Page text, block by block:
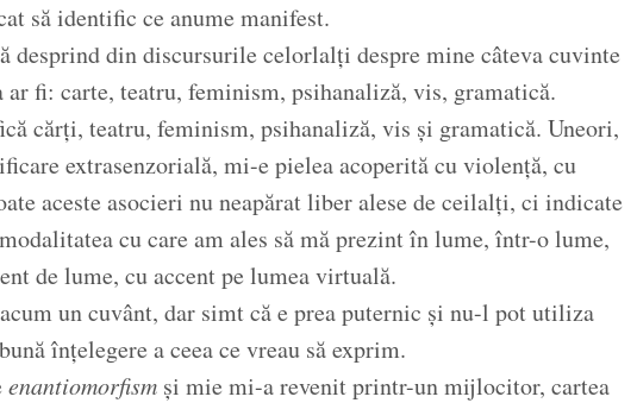
să identific ce anume manifest.
desprind din discursurile celorlalți despre mine câteva cuvinte
ar fi: carte, teatru, feminism, psihanaliză, vis, gramatică.
cărți, teatru, feminism, psihanaliză, vis și gramatică. Uneori,
extrasenzorială, mi-e pielea acoperită cu violență, cu
aceste asocieri nu neapărat liber alese de ceilalți, ci indicate
cu care am ales să mă prezint în lume, într-o lume,
de lume, cu accent pe lumea virtuală.
un cuvânt, dar simt că e prea puternic și nu-l pot utiliza
înțelegere a ceea ce vreau să exprim.
enantiomorfism și mie mi-a revenit printr-un mijlocitor, cartea